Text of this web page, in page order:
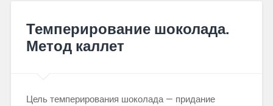
Темперирование шоколада.
Метод каллет
Цель темперирования шоколада — придание